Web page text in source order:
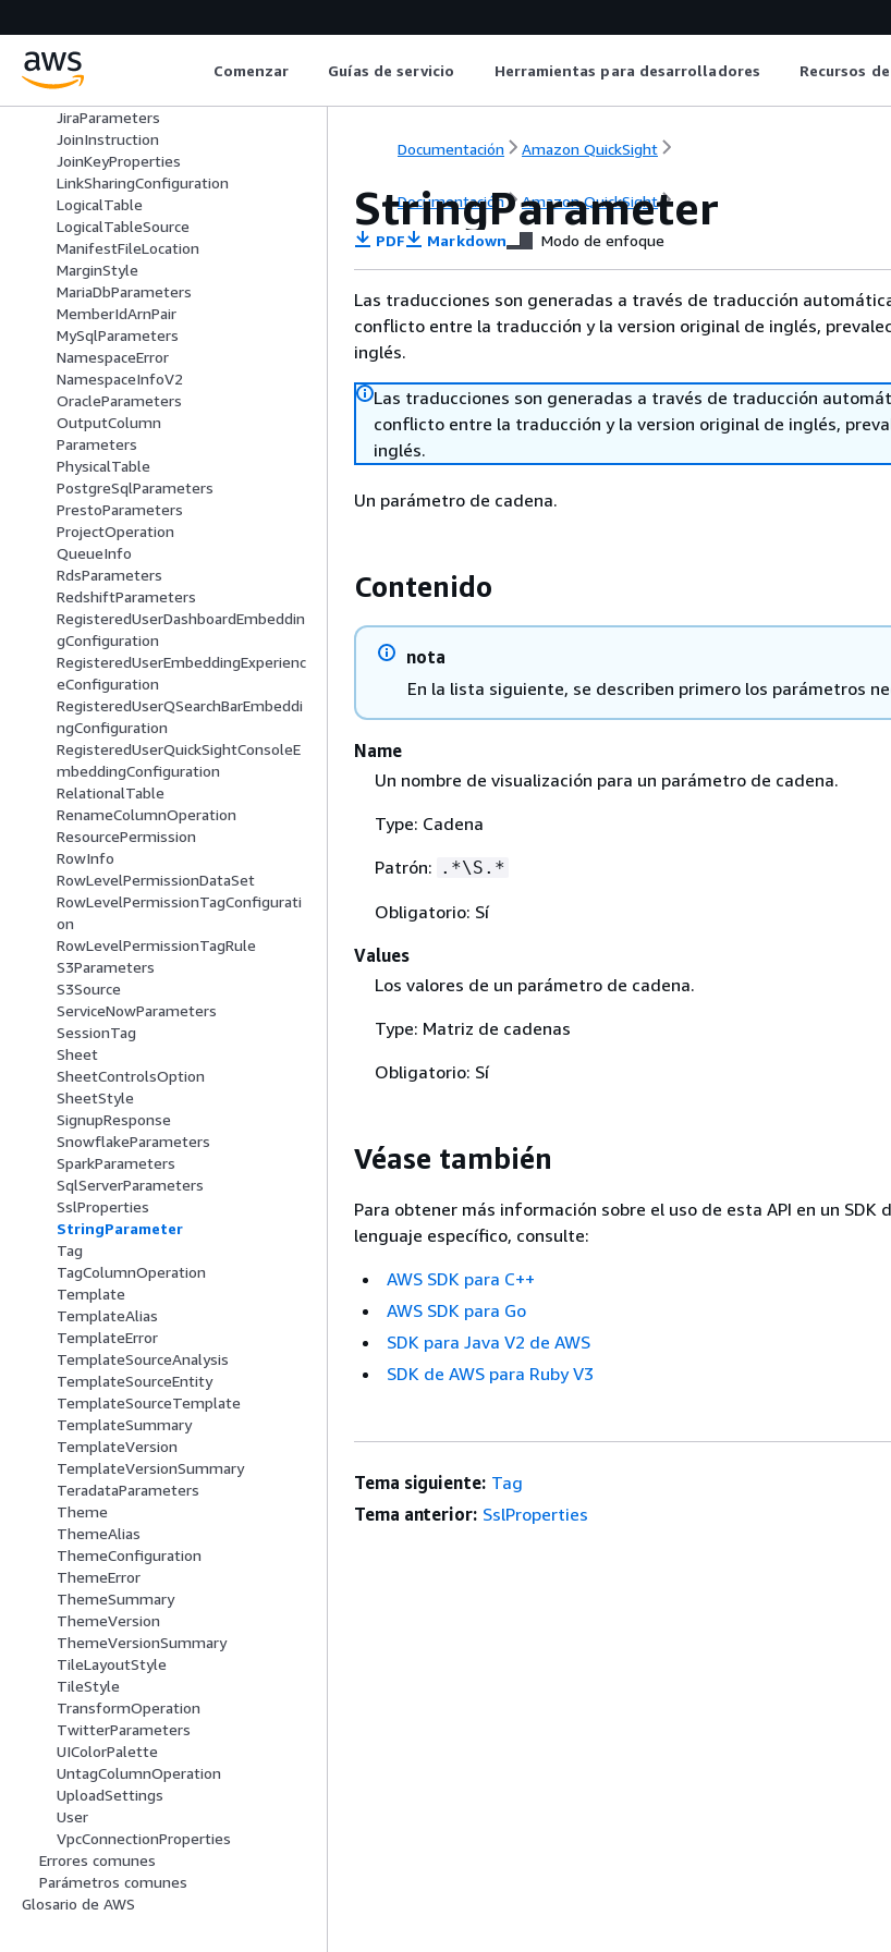
Comenzar Guías de servicio Herramientas para desarrolladores Recursos
Ingestion
InputColumn
IntegerParameter
JiraParameters
JoinInstruction
JoinKeyProperties
LinkSharingConfiguration
LogicalTable
LogicalTableSource
ManifestFileLocation
MarginStyle
MariaDbParameters
MemberIdArnPair
MySqlParameters
NamespaceError
NamespaceInfoV2
OracleParameters
OutputColumn
Parameters
PhysicalTable
PostgreSqlParameters
PrestoParameters
ProjectOperation
QueueInfo
RdsParameters
RedshiftParameters
RegisteredUserDashboardEmbeddin
gConfiguration
RegisteredUserEmbeddingExperienc
eConfiguration
RegisteredUserQSearchBarEmbeddi
ngConfiguration
RegisteredUserQuickSightConsoleE
mbeddingConfiguration
RelationalTable
RenameColumnOperation
ResourcePermission
RowInfo
RowLevelPermissionDataSet
RowLevelPermissionTagConfigurati
on
RowLevelPermissionTagRule
S3Parameters
S3Source
ServiceNowParameters
SessionTag
Sheet
SheetControlsOption
SheetStyle
SignupResponse
SnowflakeParameters
SparkParameters
SqlServerParameters
SslProperties
StringParameter
Tag
TagColumnOperation
Template
TemplateAlias
TemplateError
TemplateSourceAnalysis
TemplateSourceEntity
TemplateSourceTemplate
TemplateSummary
TemplateVersion
TemplateVersionSummary
TeradataParameters
Theme
ThemeAlias
ThemeConfiguration
ThemeError
ThemeSummary
ThemeVersion
ThemeVersionSummary
TileLayoutStyle
TileStyle
TransformOperation
TwitterParameters
UIColorPalette
UntagColumnOperation
UploadSettings
User
VpcConnectionProperties
Errores comunes
Parámetros comunes
Glosario de AWS
Documentación Amazon QuickSight
Documentación Amazon QuickSight
StringParameter
PDF Markdown Modo de enfoque
Las traducciones son generadas a través de traducción
conflicto entre la traducción y la version original de inglés,
inglés.
Las traducciones son generadas a través de traducción
conflicto entre la traducción y la version original de inglés,
inglés.
Un parámetro de cadena.
Contenido
nota
En la lista siguiente, se describen primero los parámetros
Name
Un nombre de visualización para un parámetro de cadena.
Type: Cadena
Patrón: .*\S.*
Obligatorio: Sí
Values
Los valores de un parámetro de cadena.
Type: Matriz de cadenas
Obligatorio: Sí
Véase también
Para obtener más información sobre el uso de esta API en un SDK
lenguaje específico, consulte:
AWS SDK para C++
AWS SDK para Go
SDK para Java V2 de AWS
SDK de AWS para Ruby V3
Tema siguiente: Tag
Tema anterior: SslProperties